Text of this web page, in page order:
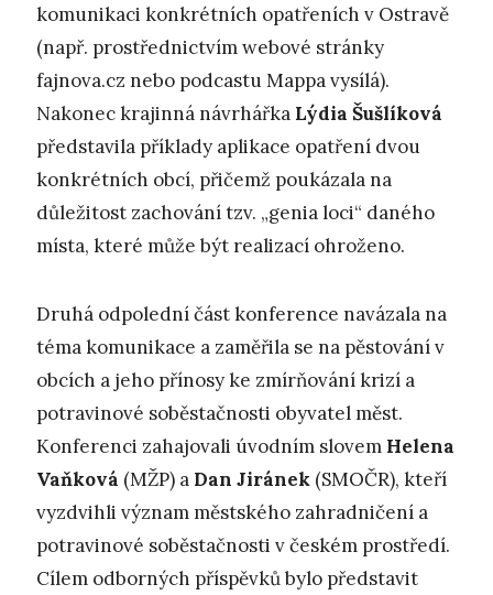
komunikaci konkrétních opatřeních v Ostravě
(např. prostřednictvím webové stránky
fajnova.cz nebo podcastu Mappa vysílá).
Nakonec krajinná návrhářka Lýdia Šušlíková
představila příklady aplikace opatření dvou
konkrétních obcí, přičemž poukázala na
důležitost zachování tzv. „genia loci“ daného
místa, které může být realizací ohroženo.
Druhá odpolední část konference navázala na
téma komunikace a zaměřila se na pěstování v
obcích a jeho přínosy ke zmírňování krizí a
potravinové soběstačnosti obyvatel měst.
Konferenci zahajovali úvodním slovem Helena
Vaňková (MŽP) a Dan Jiránek (SMOČR), kteří
vyzdvihli význam městského zahradničení a
potravinové soběstačnosti v českém prostředí.
Cílem odborných příspěvků bylo představit